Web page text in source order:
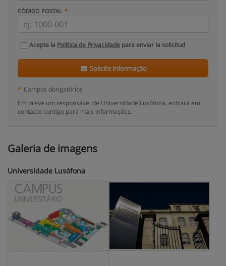
CÓDIGO POSTAL
Acepta la Política de Privacidade para enviar la solicitud
Solicite informação
* Campos obrigatórios
Em breve um responsável de Universidade Lusófona, entrará em
contacto contigo para mais informações.
Galeria de imagens
Universidade Lusófona